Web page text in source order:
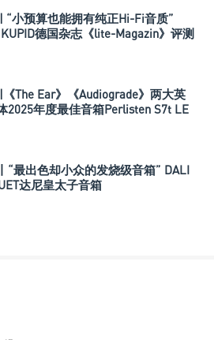
“小预算也能拥有纯正Hi-Fi音质”
德国杂志《lite-Magazin》评测
The Ear》《Audiograde》两大英
2025年度最佳音箱Perlisten S7t LE
“最出色却小众的发烧级音箱” DALI
达尼皇太子音箱